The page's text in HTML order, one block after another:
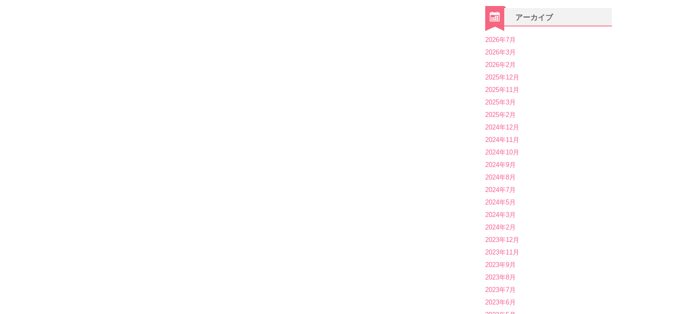
アーカイブ
2026年7月
2026年3月
2026年2月
2025年12月
2025年11月
2025年3月
2025年2月
2024年12月
2024年11月
2024年10月
2024年9月
2024年8月
2024年7月
2024年5月
2024年3月
2024年2月
2023年12月
2023年11月
2023年9月
2023年8月
2023年7月
2023年6月